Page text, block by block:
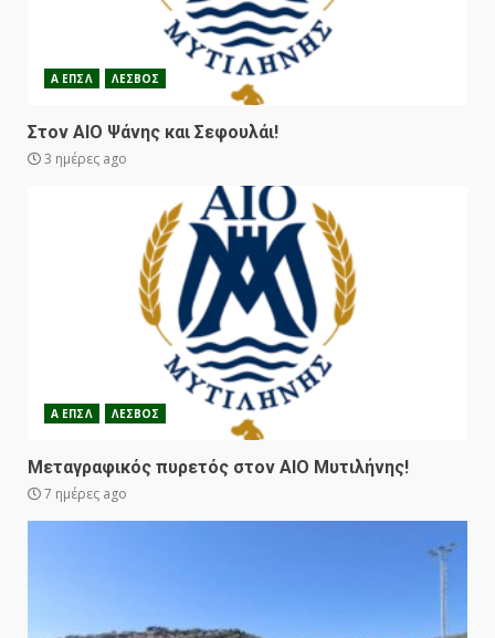
Α ΕΠΣΛ ΛΕΣΒΟΣ
Στον ΑΙΟ Ψάνης και Σεφουλάι!
3 ημέρες ago
Α ΕΠΣΛ ΛΕΣΒΟΣ
Μεταγραφικός πυρετός στον ΑΙΟ Μυτιλήνης!
7 ημέρες ago